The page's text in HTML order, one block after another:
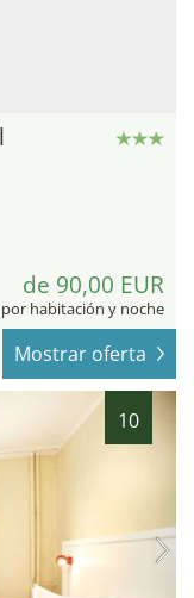
de 90,00 EUR
por habitación y noche
Mostrar oferta
10